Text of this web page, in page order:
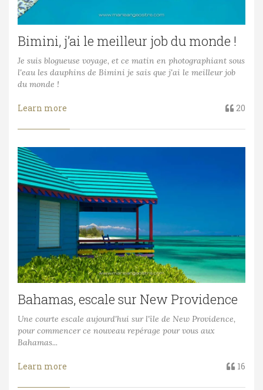
Bimini, j’ai le meilleur job du monde !
Je suis blogueuse voyage, et ce matin en photographiant sous
l'eau les dauphins de Bimini je sais que j'ai le meilleur job
du monde !
Learn more 20
Bahamas, escale sur New Providence
Une courte escale aujourd'hui sur l'île de New Providence,
pour commencer ce nouveau repérage pour vous aux
Bahamas...
Learn more 16